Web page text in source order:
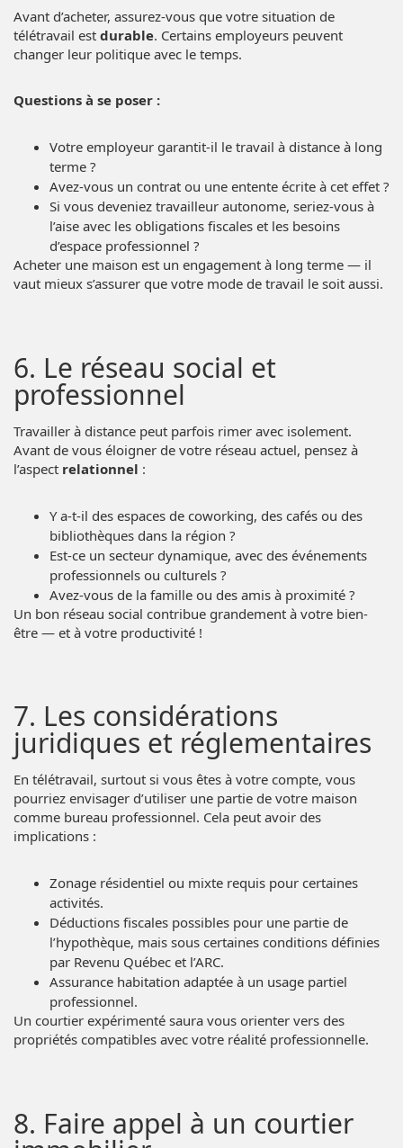
Avant d’acheter, assurez-vous que votre situation de
télétravail est durable. Certains employeurs peuvent
changer leur politique avec le temps.
Questions à se poser :
Votre employeur garantit-il le travail à distance à long
terme ?
Avez-vous un contrat ou une entente écrite à cet effet ?
Si vous deveniez travailleur autonome, seriez-vous à
l’aise avec les obligations fiscales et les besoins
d’espace professionnel ?
Acheter une maison est un engagement à long terme — il
vaut mieux s’assurer que votre mode de travail le soit aussi.
6. Le réseau social et
professionnel
Travailler à distance peut parfois rimer avec isolement.
Avant de vous éloigner de votre réseau actuel, pensez à
l’aspect relationnel :
Y a-t-il des espaces de coworking, des cafés ou des
bibliothèques dans la région ?
Est-ce un secteur dynamique, avec des événements
professionnels ou culturels ?
Avez-vous de la famille ou des amis à proximité ?
Un bon réseau social contribue grandement à votre bien-
être — et à votre productivité !
7. Les considérations
juridiques et réglementaires
En télétravail, surtout si vous êtes à votre compte, vous
pourriez envisager d’utiliser une partie de votre maison
comme bureau professionnel. Cela peut avoir des
implications :
Zonage résidentiel ou mixte requis pour certaines
activités.
Déductions fiscales possibles pour une partie de
l’hypothèque, mais sous certaines conditions définies
par Revenu Québec et l’ARC.
Assurance habitation adaptée à un usage partiel
professionnel.
Un courtier expérimenté saura vous orienter vers des
propriétés compatibles avec votre réalité professionnelle.
8. Faire appel à un courtier